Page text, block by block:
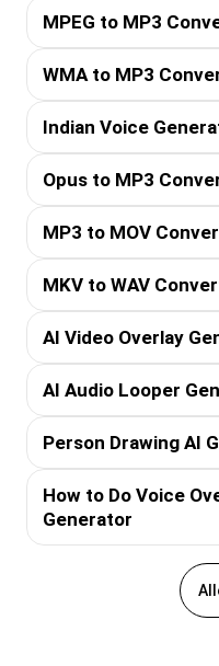
MPEG to MP3
WMA to MP3
Indian Voice
Opus to MP3
MP3 to MOV
MKV to WAV
AI Video Overlay
AI Audio Looper
Person Drawing AI
How to Do Voice
Generator